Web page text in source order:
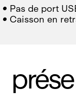
 Pas de port
 Caisson en